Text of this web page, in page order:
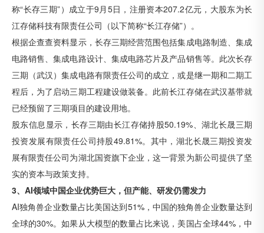
称“长存三期”）成立于9月5日，注册资本207.2亿元，大股东为长
江存储科技有限责任公司（以下简称“长江存储”）。
根据企查查资料显示，长存三期经营范围包括集成电路制造、集成
电路销售、集成电路设计、集成电路芯片及产品销售等。此次长存
三期（武汉）集成电路有限责任公司的成立，或是继一期和二期工
程后，为了启动三期工程建设做装备。此前长江存储在武汉基带就
已经预留了三期项目的建设用地。
股东信息显示，长存三期由长江存储持股50.19%、湖北长晟三期
投资发展有限责任公司持股49.81%。其中，湖北长晟三期投资发
展有限责任公司为湖北国资旗下企业，这一背景为新公司提供了坚
实的资本与政策支持。
3、AI领域中国企业优势巨大，但产能、研发仍需发力
AI独角兽企业数量占比美国达到51%，中国的独角兽企业数量达到
全球的30%。如果从大模型的数量占比来说，美国占全球44%，中